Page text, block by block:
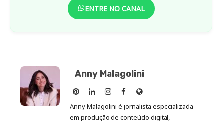
ENTRE NO CANAL
Anny Malagolini
Anny
Malagolini
no
Anny
Malagolini
no
Anny
Malagolini
no
Anny
Malagolini
no
Site
de
Anny
Anny Malagolini é jornalista especializada
em produção de conteúdo digital,